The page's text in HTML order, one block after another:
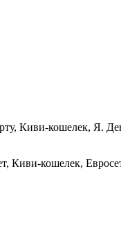
Киви-кошелек, Я.
Киви-кошелек,